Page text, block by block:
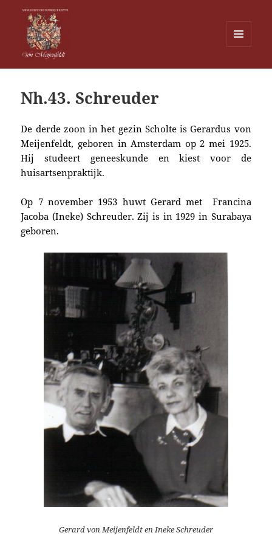
WIDGETS
Nh.43. Schreuder
De derde zoon in het gezin Scholte is Gerardus von
Meijenfeldt, geboren in Amsterdam op 2 mei 1925.
Hij studeert geneeskunde en kiest voor de
huisartsenpraktijk.
Op 7 november 1953 huwt Gerard met Francina
Jacoba (Ineke) Schreuder. Zij is in 1929 in Surabaya
geboren.
Gerard von Meijenfeldt en Ineke Schreuder